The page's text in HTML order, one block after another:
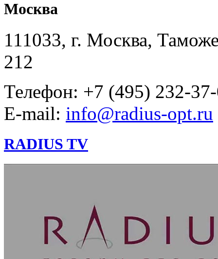
Москва
111033, г. Москва,
212
Телефон: +7 (495) 232-
E-mail: info@radius-opt.ru
RADIUS TV